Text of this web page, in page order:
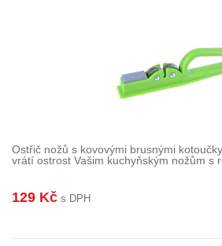
Ostřič nožů s kovovými brusnými
vrátí ostrost Vašim kuchyňským nožům s
129 Kč s DPH